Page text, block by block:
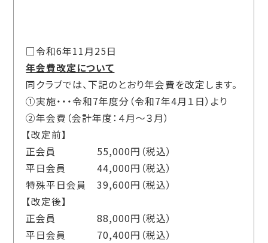
□令和6年11月25日
年会費改定について
同クラブでは、下記のとおり年会費を改定します。
①実施・・・令和7年度分（令和7年4月１日）より
②年会費（会計年度：４月～３月）
【改定前】
正会員 55,000円（税込）
平日会員44,000円（税込）
特殊平日会員39,600円（税込）
【改定後】
正会員88,000円（税込）
平日会員 70,400円（税込）